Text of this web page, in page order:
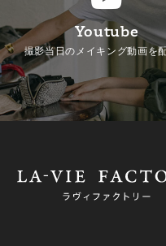
Youtube
撮影当日のメイキング動画を